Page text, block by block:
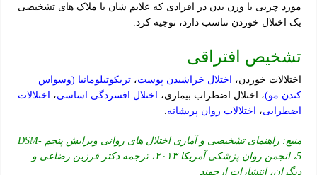
مورد چربی یا وزن بدن در افرادی که علایم شان با ملاک های تشخیصی
یک اختلال خوردن تناسب دارد، توجیه کرد.
تشخیص افتراقی
اختلالات خوردن، اختلال خراشیدن پوست،تریکوتیلومانیا (وسواس
کندن مو)، اختلال اضطراب بیماری، اختلال افسردگی اساسی،
اختلالات
اضطرابی، اختلالات روان پریشانه.
منبع: راهنمای تشخیصی و آماری اختلال های روانی ویرایش پنجم DSM-
5، انجمن روان پزشکی آمریکا ۲۰۱۳، ترجمه دکتر فرزین رضاعی و
دیگران، انتشارات ارجمند